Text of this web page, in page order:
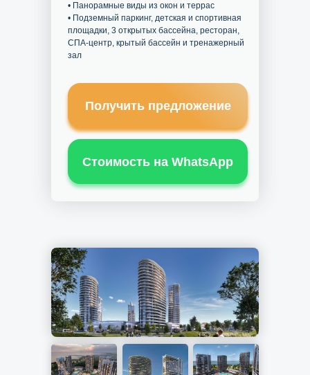
• Панорамные виды из окон и террас
• Подземный паркинг, детская и спортивная
площадки, 3 открытых бассейна, ресторан,
СПА-центр, крытый бассейн и тренажерный
зал
Получить предложение
Стоимость на WhatsApp